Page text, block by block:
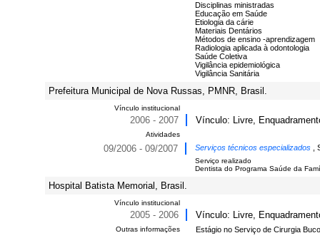
Disciplinas ministradas
Educação em Saúde
Etiologia da cárie
Materiais Dentários
Métodos de ensino -aprendizagem
Radiologia aplicada à odontologia
Saúde Coletiva
Vigilância epidemiológica
Vigilância Sanitária
Prefeitura Municipal de Nova Russas, PMNR, Brasil.
Vínculo institucional
2006 - 2007 Vínculo: Livre,
Atividades
09/2006 - 09/2007 Serviços técnicos especializados
Serviço realizado
Dentista do Programa Saúde da
Hospital Batista Memorial, Brasil.
Vínculo institucional
2005 - 2006 Vínculo: Livre,
Outras informações Estágio no Serviço de Cirurgia